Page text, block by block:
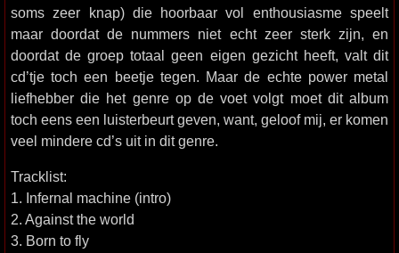
soms zeer knap) die hoorbaar vol enthousiasme speelt
maar doordat de nummers niet echt zeer sterk zijn, en
doordat de groep totaal geen eigen gezicht heeft, valt dit
cd’tje toch een beetje tegen. Maar de echte power metal
liefhebber die het genre op de voet volgt moet dit album
toch eens een luisterbeurt geven, want, geloof mij, er komen
veel mindere cd’s uit in dit genre.
Tracklist:
1. Infernal machine (intro)
2. Against the world
3. Born to fly